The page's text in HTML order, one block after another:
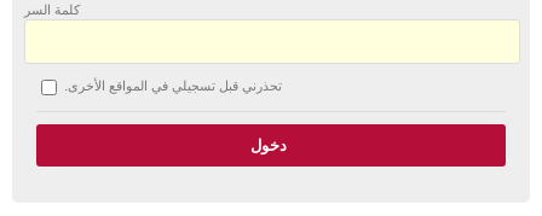
كلمة السر
تحذرني قبل تسجيلي في المواقع الأخرى.